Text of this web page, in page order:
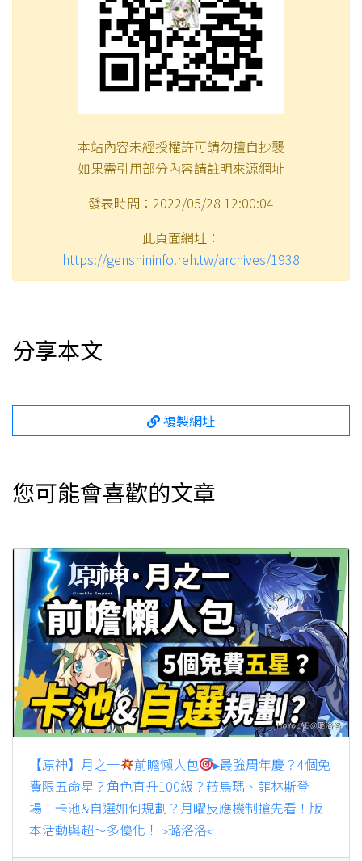
本站內容未經授權許可請勿擅自抄襲
如果需引用部分內容請註明來源網址
發表時間：2022/05/28 12:00:04
此頁面網址：
https://genshininfo.reh.tw/archives/1938
分享本文
複製網址
您可能會喜歡的文章
【原神】月之一 前瞻懶人包
▸最強周年慶？4個免
費限五命星？角色直升100級？菈烏瑪、菲林斯登
場！卡池&自選如何規劃？月曜反應機制搶先看！版
本活動與超～多優化！ ▹璐洛洛◃